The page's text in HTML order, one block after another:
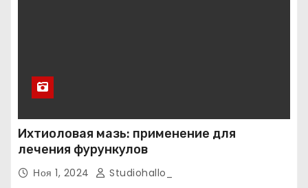
Ихтиоловая мазь: применение для
лечения фурункулов
Ноя 1, 2024 Studiohallo_